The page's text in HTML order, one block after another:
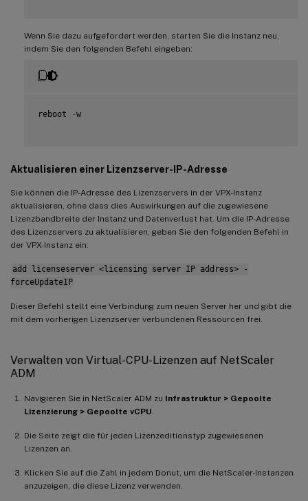
Wenn Sie dazu aufgefordert werden, starten Sie die Instanz neu,
indem Sie den folgenden Befehl eingeben:
reboot -w
Aktualisieren einer Lizenzserver-IP-Adresse
Sie können die IP-Adresse des Lizenzservers in der VPX-Instanz
aktualisieren, ohne dass dies Auswirkungen auf die zugewiesene
Lizenzbandbreite der Instanz und Datenverlust hat. Um die IP-Adresse
des Lizenzservers zu aktualisieren, geben Sie den folgenden Befehl in
der VPX-Instanz ein:
add licenseserver <licensing server IP address> -
forceUpdateIP
Dieser Befehl stellt eine Verbindung zum neuen Server her und gibt die
mit dem vorherigen Lizenzserver verbundenen Ressourcen frei.
Verwalten von Virtual-CPU-Lizenzen auf NetScaler
ADM
Navigieren Sie in NetScaler ADM zu Infrastruktur > Gepoolte
Lizenzierung > Gepoolte vCPU.
Die Seite zeigt die für jeden Lizenzeditionstyp zugewiesenen
Lizenzen an.
Klicken Sie auf die Zahl in jedem Donut, um die NetScaler-Instanzen
anzuzeigen, die diese Lizenz verwenden.